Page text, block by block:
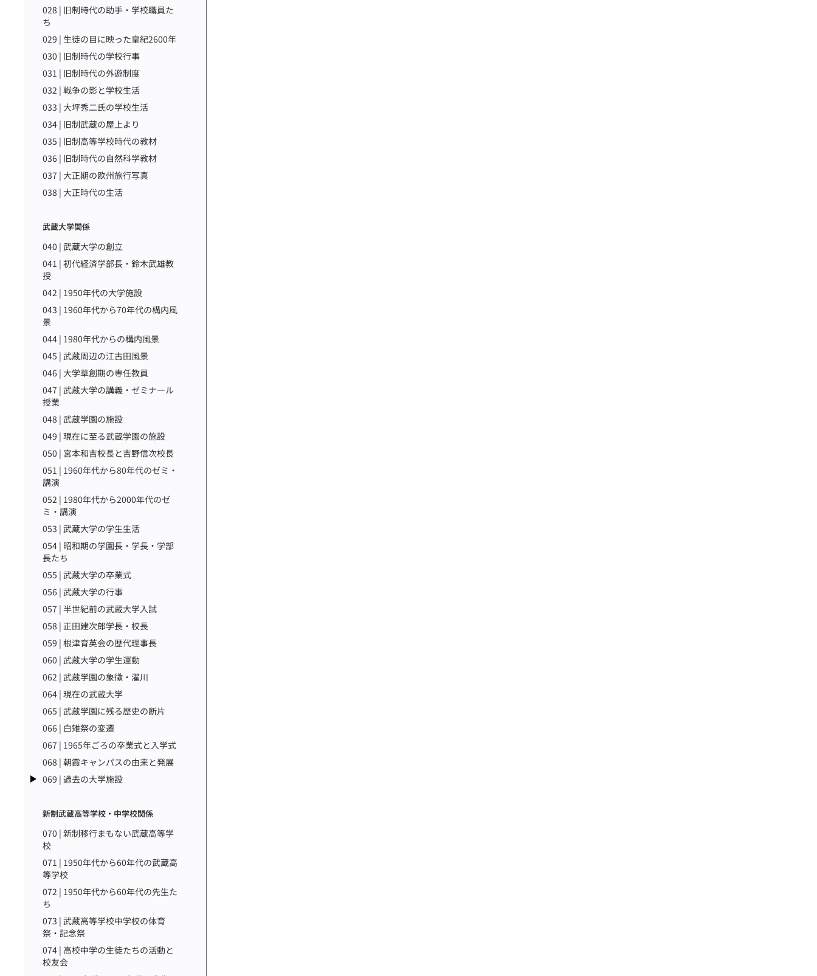
028 | 旧制時代の助手・学校職員た
ち
029 | 生徒の目に映った皇紀2600年
030 | 旧制時代の学校行事
031 | 旧制時代の外遊制度
032 | 戦争の影と学校生活
033 | 大坪秀二氏の学校生活
034 | 旧制武蔵の屋上より
035 | 旧制高等学校時代の教材
036 | 旧制時代の自然科学教材
037 | 大正期の欧州旅行写真
038 | 大正時代の生活
武蔵大学関係
040 | 武蔵大学の創立
041 | 初代経済学部長・鈴木武雄教
授
042 | 1950年代の大学施設
043 | 1960年代から70年代の構内風
景
044 | 1980年代からの構内風景
045 | 武蔵周辺の江古田風景
046 | 大学草創期の専任教員
047 | 武蔵大学の講義・ゼミナール
授業
048 | 武蔵学園の施設
049 | 現在に至る武蔵学園の施設
050 | 宮本和吉校長と吉野信次校長
051 | 1960年代から80年代のゼミ・
講演
052 | 1980年代から2000年代のゼ
ミ・講演
053 | 武蔵大学の学生生活
054 | 昭和期の学園長・学長・学部
長たち
055 | 武蔵大学の卒業式
056 | 武蔵大学の行事
057 | 半世紀前の武蔵大学入試
058 | 正田建次郎学長・校長
059 | 根津育英会の歴代理事長
060 | 武蔵大学の学生運動
062 | 武蔵学園の象徴・濯川
064 | 現在の武蔵大学
065 | 武蔵学園に残る歴史の断片
066 | 白雉祭の変遷
067 | 1965年ごろの卒業式と入学式
068 | 朝霞キャンパスの由来と発展
069 | 過去の大学施設
新制武蔵高等学校・中学校関係
070 | 新制移行まもない武蔵高等学
校
071 | 1950年代から60年代の武蔵高
等学校
072 | 1950年代から60年代の先生た
ち
073 | 武蔵高等学校中学校の体育
祭・記念祭
074 | 高校中学の生徒たちの活動と
校友会